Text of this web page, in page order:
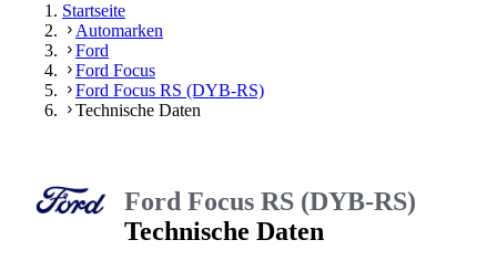
Startseite
Automarken
Ford
Ford Focus
Ford Focus RS (DYB-RS)
Technische Daten
Ford Focus RS (DYB-RS)
Technische Daten